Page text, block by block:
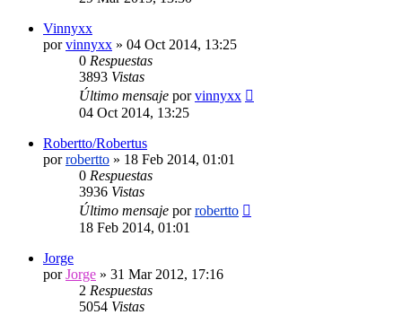
Vinnyxx
porvinnyxx » 04 Oct 2014, 13:25
0 Respuestas
3893 Vistas
Último mensaje porvinnyxx
04 Oct 2014, 13:25
Robertto/Robertus
porrobertto » 18 Feb 2014, 01:01
0 Respuestas
3936 Vistas
Último mensaje porrobertto
18 Feb 2014, 01:01
Jorge
porJorge » 31 Mar 2012, 17:16
2 Respuestas
5054 Vistas